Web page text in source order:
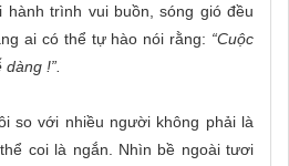
hành trình vui buồn, sóng gió đều
ai có thể tự hào nói rằng: “Cuộc
!”.
so với nhiều người không phải là
coi là ngắn. Nhìn bề ngoài tươi